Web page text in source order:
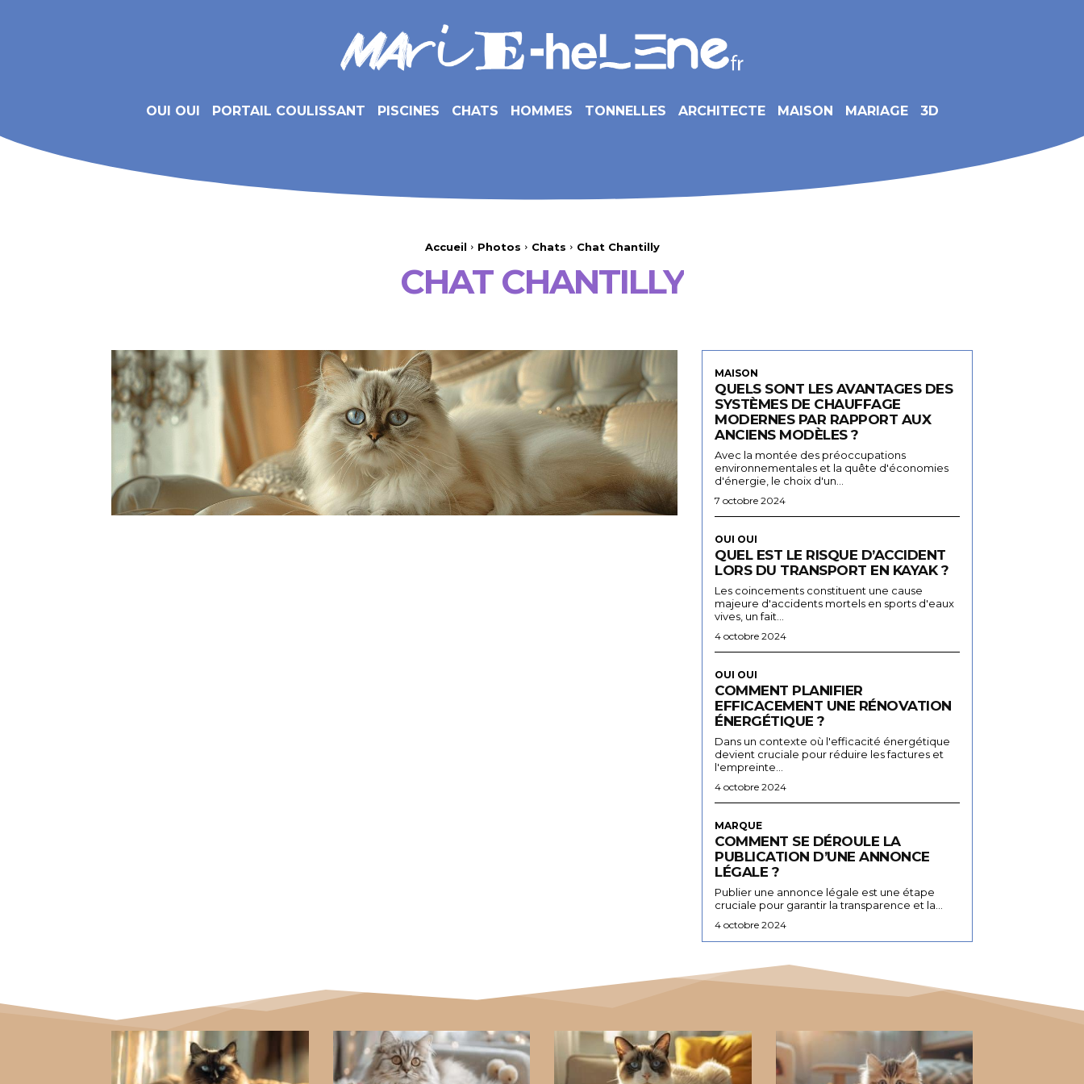
OUI OUI PORTAIL COULISSANT PISCINES CHATS HOMMES TONNELLES ARCHITECTE MAISON MARIAGE 3D
Accueil Photos Chats Chat Chantilly
CHAT CHANTILLY
MAISON
QUELS SONT LES AVANTAGES DES
SYSTÈMES DE CHAUFFAGE
MODERNES PAR RAPPORT AUX
ANCIENS MODÈLES ?
Avec la montée des préoccupations
environnementales et la quête d'économies
d'énergie, le choix d'un...
7 octobre 2024
OUI OUI
QUEL EST LE RISQUE D’ACCIDENT
LORS DU TRANSPORT EN KAYAK ?
Les coincements constituent une cause
majeure d'accidents mortels en sports d'eaux
vives, un fait...
4 octobre 2024
OUI OUI
COMMENT PLANIFIER
EFFICACEMENT UNE RÉNOVATION
ÉNERGÉTIQUE ?
Dans un contexte où l'efficacité énergétique
devient cruciale pour réduire les factures et
l'empreinte...
4 octobre 2024
MARQUE
COMMENT SE DÉROULE LA
PUBLICATION D’UNE ANNONCE
LÉGALE ?
Publier une annonce légale est une étape
cruciale pour garantir la transparence et la...
4 octobre 2024